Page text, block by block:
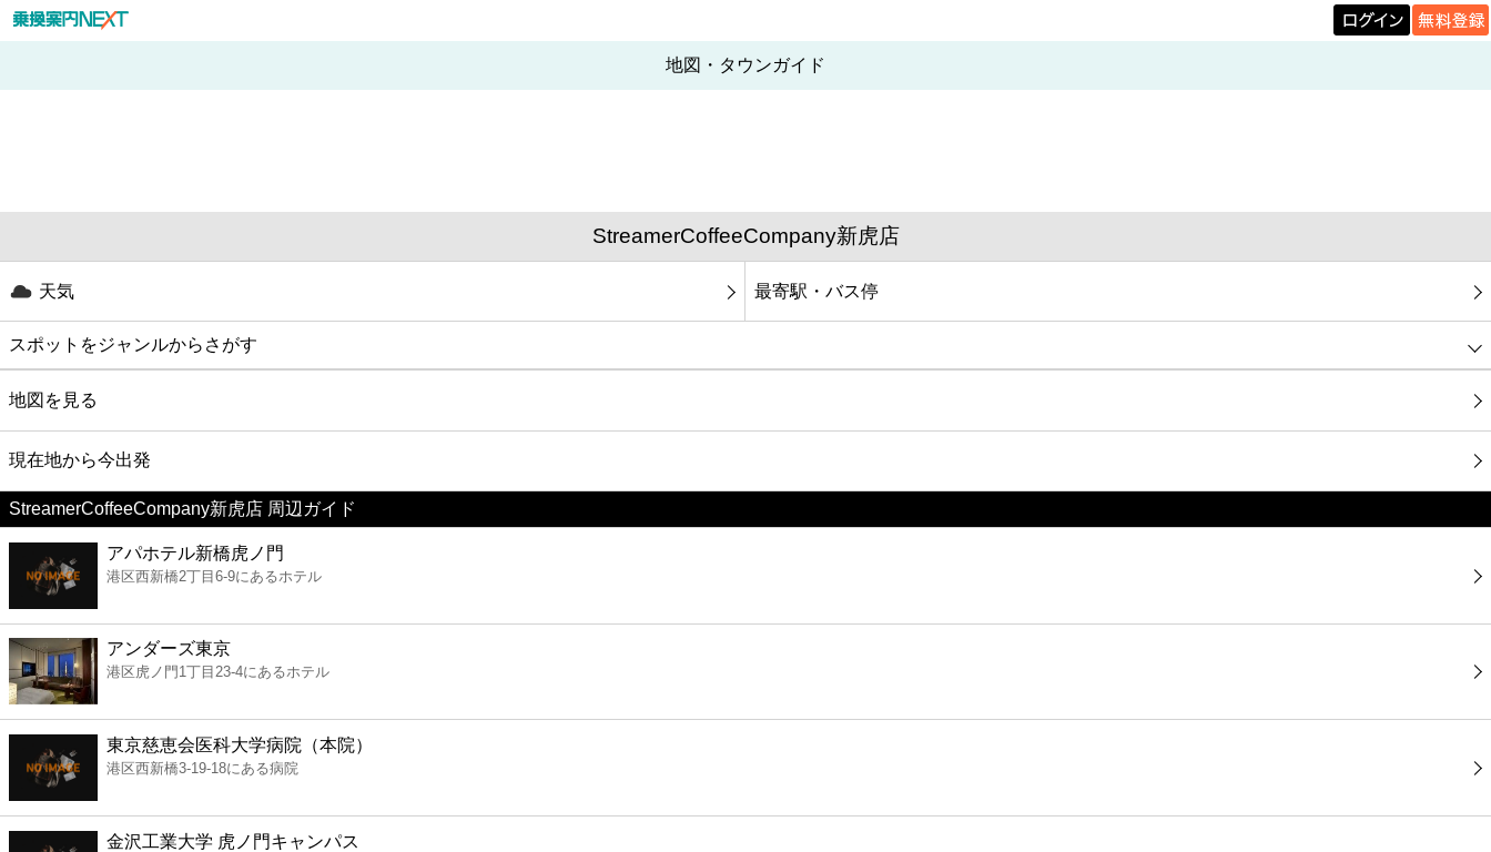
地図・タウンガイド
StreamerCoffeeCompany新虎店
天気 最寄駅・バス停
スポットをジャンルからさがす
グルメ
映画
美容
コンビニ
薬局
スーパー
エンタメ
レジャー
地図を見る
現在地から今出発
StreamerCoffeeCompany新虎店 周辺ガイド
アパホテル新橋虎ノ門
港区西新橋2丁目6-9にあるホテル
アンダーズ東京
港区虎ノ門1丁目23-4にあるホテル
東京慈恵会医科大学病院（本院）
港区西新橋3-19-18にある病院
金沢工業大学 虎ノ門キャンパス